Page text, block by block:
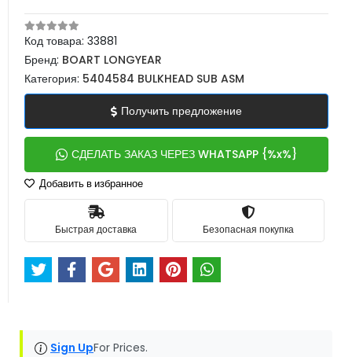
Код товара: 33881
Бренд: BOART LONGYEAR
Категория: 5404584 BULKHEAD SUB ASM
Получить предложение
СДЕЛАТЬ ЗАКАЗ ЧЕРЕЗ WHATSAPP {%x%}
Добавить в избранное
Быстрая доставка Безопасная покупка
Sign UpFor Prices.